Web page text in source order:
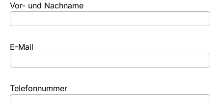
Vor- und Nachname
E-Mail
Telefonnummer